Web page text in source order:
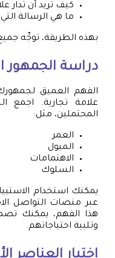
كيف تريد أن تُدار
ما هي الرسالة
بهذه الطريقة، توجِّه
دراسة
الفهم العميق
علامة تجارية. اجمع
المحتملين، مثل:
العمر
الميول
الاهتمامات
السلوك
يمكنك استخدام
عبر منصات التواصل
هذا الفهم، يمكنك
وتلبية احتياجاتهم.